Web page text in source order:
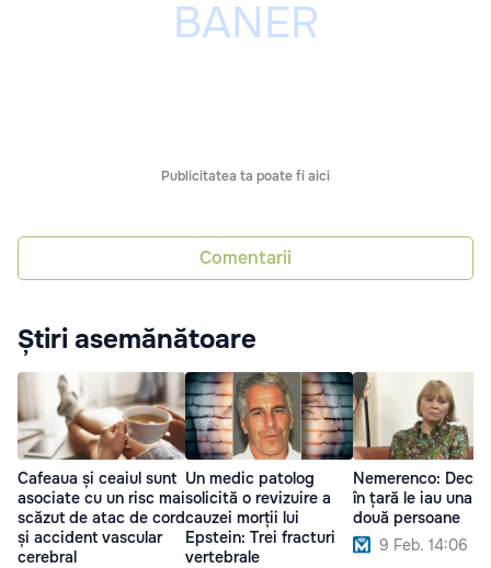
Publicitatea ta poate fi aici
Comentarii
Știri asemănătoare
Cafeaua și ceaiul sunt
asociate cu un risc mai
scăzut de atac de cord
și accident vascular
cerebral
Un medic patolog
solicită o revizuire a
cauzei morții lui
Epstein: Trei fracturi
vertebrale
Nemerenco:
în țară le iau una
două persoane
9 Feb. 14:06